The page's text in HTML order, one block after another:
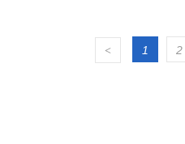
< 1 2